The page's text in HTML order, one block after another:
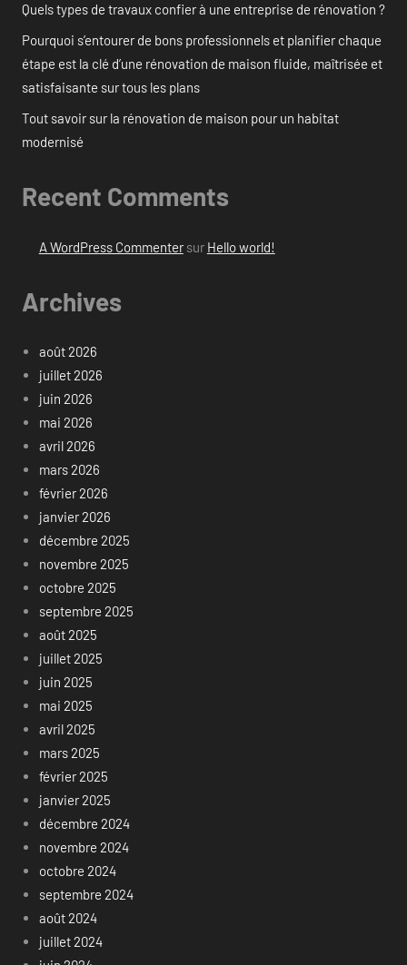
Quels types de travaux confier à une entreprise de rénovation ?
Pourquoi s’entourer de bons professionnels et planifier chaque
étape est la clé d’une rénovation de maison fluide, maîtrisée et
satisfaisante sur tous les plans
Tout savoir sur la rénovation de maison pour un habitat
modernisé
Recent Comments
A WordPress Commentersur Hello world!
Archives
août 2026
juillet 2026
juin 2026
mai 2026
avril 2026
mars 2026
février 2026
janvier 2026
décembre 2025
novembre 2025
octobre 2025
septembre 2025
août 2025
juillet 2025
juin 2025
mai 2025
avril 2025
mars 2025
février 2025
janvier 2025
décembre 2024
novembre 2024
octobre 2024
septembre 2024
août 2024
juillet 2024